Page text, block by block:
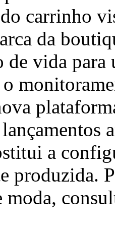
carrinho
da
vida para
a
produzida.
moda,